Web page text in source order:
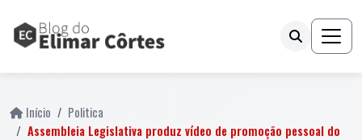
Início
Politica
Assembleia Legislativa produz vídeo de promoção pessoal do